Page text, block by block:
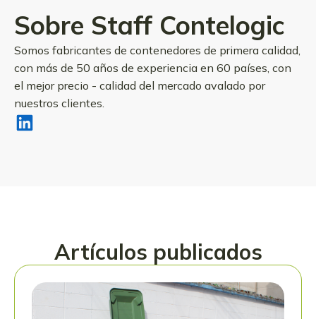
Sobre Staff Contelogic
Somos fabricantes de contenedores de primera calidad,
con más de 50 años de experiencia en 60 países, con
el mejor precio - calidad del mercado avalado por
nuestros clientes.
Artículos publicados